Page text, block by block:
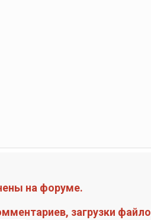
на форуме.
загрузки